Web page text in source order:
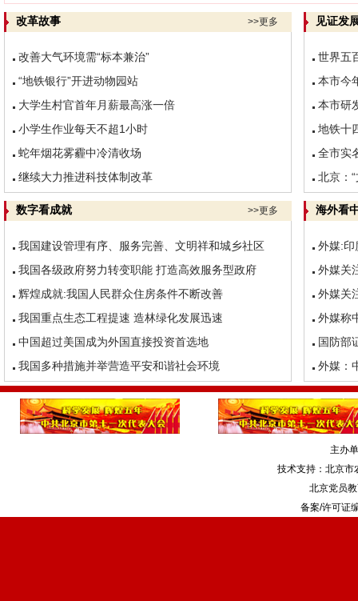
改革故事 >>更多
改善大气环境需“标本兼治”
“地铁银行”开进动物园站
大学生村官首年月薪最高涨一倍
小学生作业每天不超1小时
蛇年烟花雾霾中冷清收场
继续大力推进科技体制改革
见证发
世界五
本市今
本市研
地铁十
全市实
北京：
数字看成就 >>更多
我国建设管理有序、服务完善、文明祥和城乡社区
我国各级政府努力转变职能 打造高效服务型政府
辉煌成就:我国人民群众住房条件不断改善
我国重点生态工程提速 造林绿化发展迅速
中国超过美国成为外国直接投资首选地
我国多种措施并举营造平安和谐社会环境
海外看
外媒:印
外媒关
外媒关
外媒称
国防部
外媒：
主办
技术支持：北京市
北京党员
备案/许可证